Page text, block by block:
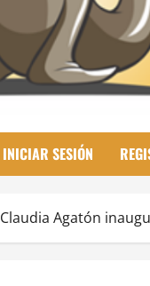
INICIAR SESIÓN
Claudia Agatón